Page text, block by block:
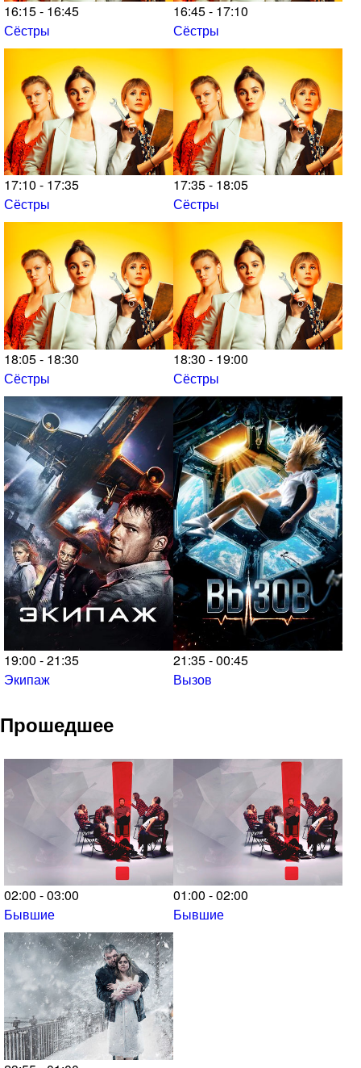
16:15 - 16:45
Сёстры
16:45 - 17:10
Сёстры
17:10 - 17:35
Сёстры
17:35 - 18:05
Сёстры
18:05 - 18:30
Сёстры
18:30 - 19:00
Сёстры
19:00 - 21:35
Экипаж
21:35 - 00:45
Вызов
Прошедшее
02:00 - 03:00
Бывшие
01:00 - 02:00
Бывшие